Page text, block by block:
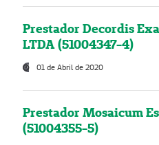
Prestador Decordis
LTDA (51004347-4)
01 de Abril de 2020
Prestador Mosaicum
(51004355-5)